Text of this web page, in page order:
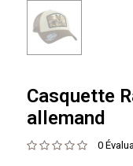
Casquette
allemand
0